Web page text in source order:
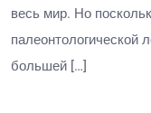
весь мир. Но
палеонтологической
большей […]